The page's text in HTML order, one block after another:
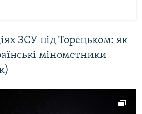
ЗСУ під Торецьком: як
мінометники